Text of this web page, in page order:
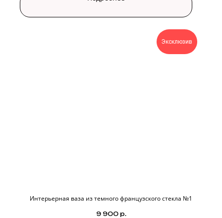
Эксклюзив
Интерьерная ваза из темного французского стекла №1
9 900 р.